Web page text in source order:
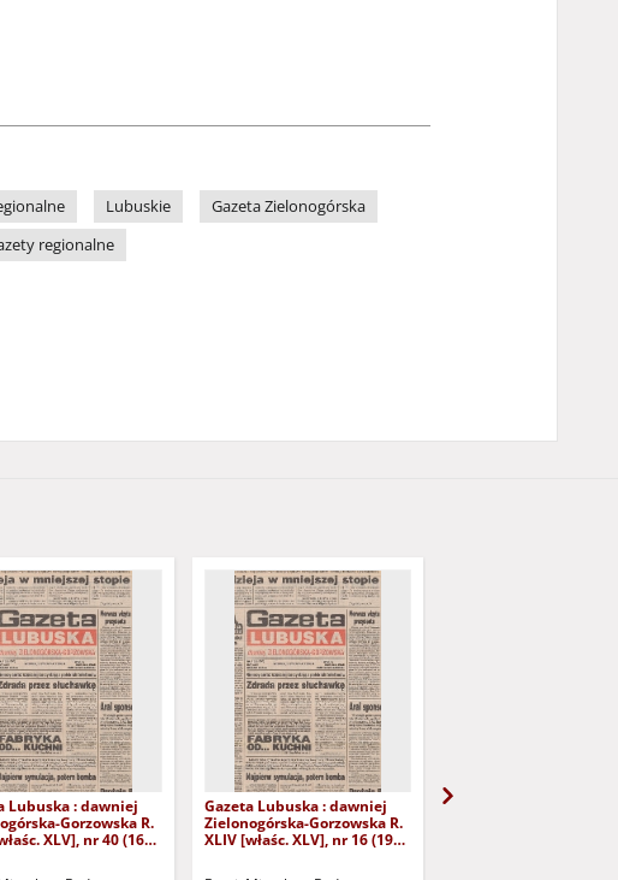
Lubuskie
Gazeta Zielonogórska
regionalne
Lubuska : dawniej
Gorzowska R.
XLV], nr 40 (16
Gazeta Lubuska : dawniej
Zielonogórska-Gorzowska R.
XLIV [właśc. XLV], nr 16 (19